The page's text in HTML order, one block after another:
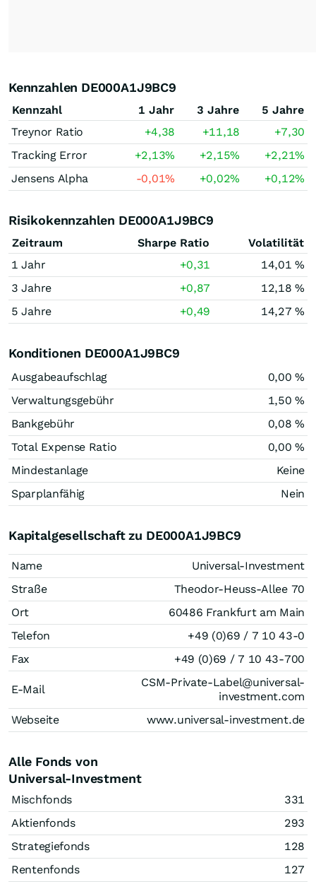
Kennzahlen DE000A1J9BC9
Kennzahl 1 Jahr 3 Jahre
5 Jahre
Treynor Ratio
+4,38 +11,18
+7,30
Tracking Error
+2,13% +2,15% +2,21%
Jensens Alpha
-0,01% +0,02% +0,12%
Risikokennzahlen DE000A1J9BC9
Zeitraum Sharpe Ratio
Volatilität
1 Jahr
+0,31
14,01 %
3 Jahre
+0,87
12,18 %
5 Jahre
+0,49 14,27 %
Konditionen DE000A1J9BC9
Ausgabeaufschlag
0,00 %
Verwaltungsgebühr
1,50 %
Bankgebühr
0,08 %
Total Expense Ratio
0,00 %
Mindestanlage
Keine
Sparplanfähig
Nein
Kapitalgesellschaft zu DE000A1J9BC9
Name
Universal-Investment
Straße
Theodor-Heuss-Allee 70
Ort
60486 Frankfurt am Main
Telefon
+49 (0)69 / 7 10 43-0
Fax
+49 (0)69 / 7 10 43-700
E-Mail
CSM-Private-Label@universal-
investment.com
Webseite
www.universal-investment.de
Alle Fonds von
Universal-Investment
Mischfonds
331
Aktienfonds
293
Strategiefonds
128
Rentenfonds
127